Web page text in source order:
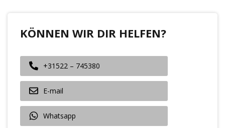
KÖNNEN WIR DIR HELFEN?
+31522 – 745380
E-mail
Whatsapp